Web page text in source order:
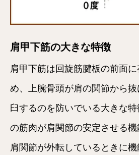
肩甲下筋の大きな特徴
肩甲下筋は回旋筋腱板の前面
め、上腕骨頭が肩の関節から
臼するのを防いでいる大きな
の筋肉が肩関節の安定させる
肩関節が外転しているときに機